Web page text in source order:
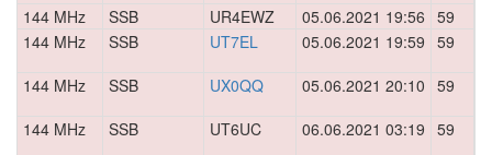
144 MHz SSB UR4EWZ 05.06.2021 19:56 59
144 MHz
SSB UT7EL 05.06.2021 19:59 59
144 MHz
SSB UX0QQ 05.06.2021 20:10 59
144 MHz
SSB UT6UC 06.06.2021 03:19 59